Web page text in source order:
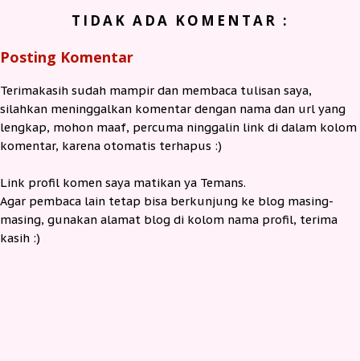
TIDAK ADA KOMENTAR :
Posting Komentar
Terimakasih sudah mampir dan membaca tulisan saya,
silahkan meninggalkan komentar dengan nama dan url yang
lengkap, mohon maaf, percuma ninggalin link di dalam kolom
komentar, karena otomatis terhapus :)
Link profil komen saya matikan ya Temans.
Agar pembaca lain tetap bisa berkunjung ke blog masing-
masing, gunakan alamat blog di kolom nama profil, terima
kasih :)